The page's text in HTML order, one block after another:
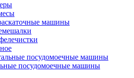
машины
посудомоечные машины
посудомоечные машины